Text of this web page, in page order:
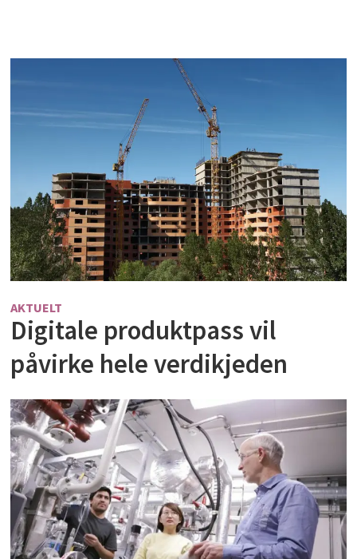
AKTUELT
Digitale produktpass vil
påvirke hele verdikjeden